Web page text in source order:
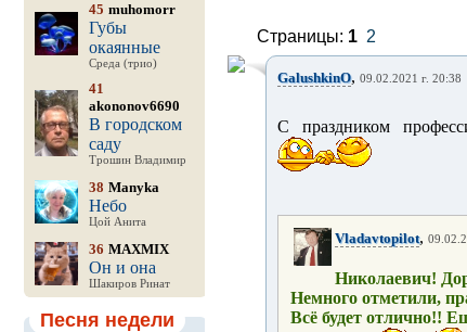
45 muhomorr
Губы
окаянные
Среда (трио)
41
akononov6690
В городском
саду
Трошин Владимир
38 Manyka
Небо
Цой Анита
36 MAXMIX
Он и она
Шакиров Ринат
Песня недели
Страницы: 1 2
GalushkinO, 09.02.2021 г. 20:38
С праздником
Vladavtopilot,
Николаевич!
Немного отметили,
Всё будет отлично!!